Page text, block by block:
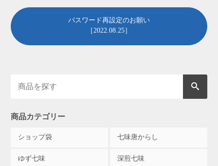
パスワード再設定のお願い
［2022.08.25］
商品カテゴリー
ショップ袋 七味唐からし
ゆず七味 深煎七味